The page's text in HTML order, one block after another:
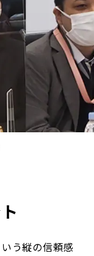
う縦の信頼感